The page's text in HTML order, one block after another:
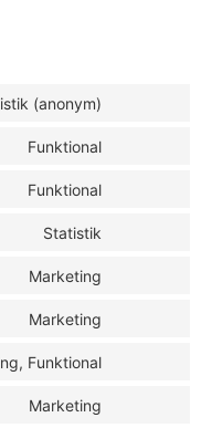
(anonym)
Funktional
Funktional
Statistik
Marketing
Marketing
Funktional
Marketing